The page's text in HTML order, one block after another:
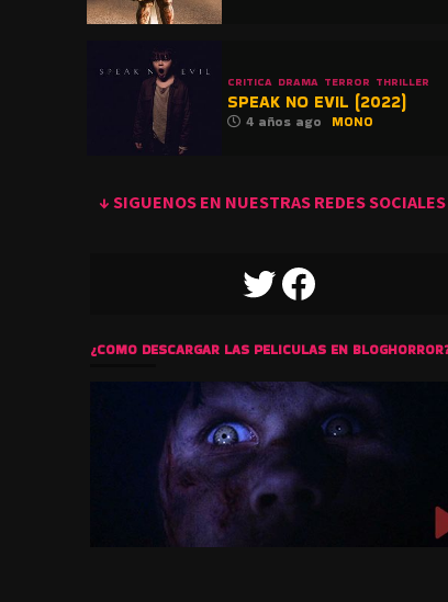
CRITICA DRAMA TERROR THRILLER
SPEAK NO EVIL (2022)
4 años ago MONO
↓ SIGUENOS EN NUESTRAS REDES
TWITTERFACEBOOK
¿COMO DESCARGAR LAS PELICULAS EN